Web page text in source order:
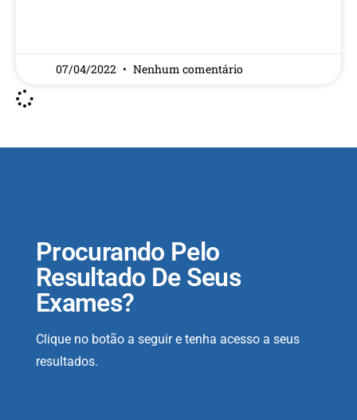
07/04/2022 Nenhum comentário
Procurando Pelo
Resultado De Seus
Exames?
Clique no botão a seguir e tenha acesso a seus
resultados.